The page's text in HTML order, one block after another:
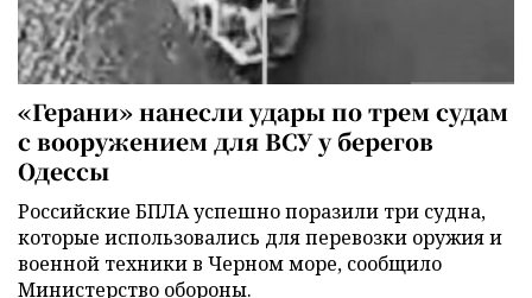
«Герани» нанесли удары по трем судам
с вооружением для ВСУ у берегов
Одессы
Российские БПЛА успешно поразили три судна,
которые использовались для перевозки оружия и
военной техники в Черном море, сообщило
Министерство обороны.